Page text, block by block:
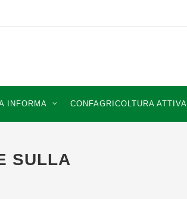
INFORMA CONFAGRICOLTURA ATTIVA
SULLA